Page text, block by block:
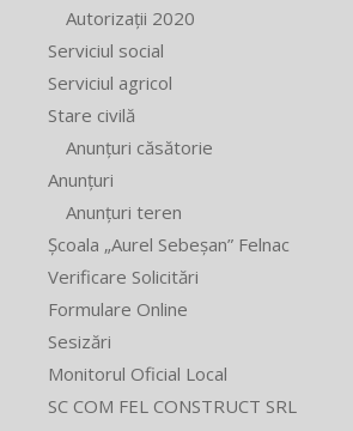
Autorizații 2020
Serviciul social
Serviciul agricol
Stare civilă
Anunțuri căsătorie
Anunțuri
Anunțuri teren
Școala „Aurel Sebeșan” Felnac
Verificare Solicitări
Formulare Online
Sesizări
Monitorul Oficial Local
SC COM FEL CONSTRUCT SRL